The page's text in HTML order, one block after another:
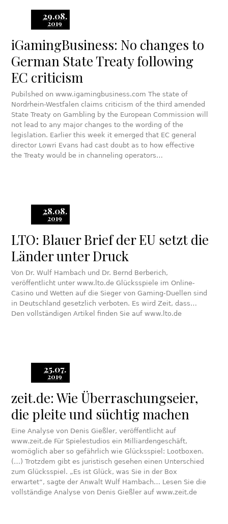
29.08.
2019
iGamingBusiness: No changes to
German State Treaty following
EC criticism
Pubilshed on www.igamingbusiness.com The state of
Nordrhein-Westfalen claims criticism of the third amended
State Treaty on Gambling by the European Commission will
not lead to any major changes to the wording of the
legislation. Earlier this week it emerged that EC general
director Lowri Evans had cast doubt as to how effective
the Treaty would be in channeling operators…
28.08.
2019
LTO: Blauer Brief der EU setzt die
Länder unter Druck
Von Dr. Wulf Hambach und Dr. Bernd Berberich,
veröffentlicht unter www.lto.de Glücksspiele im Online-
Casino und Wetten auf die Sieger von Gaming-Duellen sind
in Deutschland gesetzlich verboten. Es wird Zeit, dass…
Den vollständigen Artikel finden Sie auf www.lto.de
25.07.
2019
zeit.de: Wie Überraschungseier,
die pleite und süchtig machen
Eine Analyse von Denis Gießler, veröffentlicht auf
www.zeit.de Für Spielestudios ein Milliardengeschäft,
womöglich aber so gefährlich wie Glücksspiel: Lootboxen.
(…) Trotzdem gibt es juristisch gesehen einen Unterschied
zum Glücksspiel. „Es ist Glück, was Sie in der Box
erwartet“, sagte der Anwalt Wulf Hambach… Lesen Sie die
vollständige Analyse von Denis Gießler auf www.zeit.de